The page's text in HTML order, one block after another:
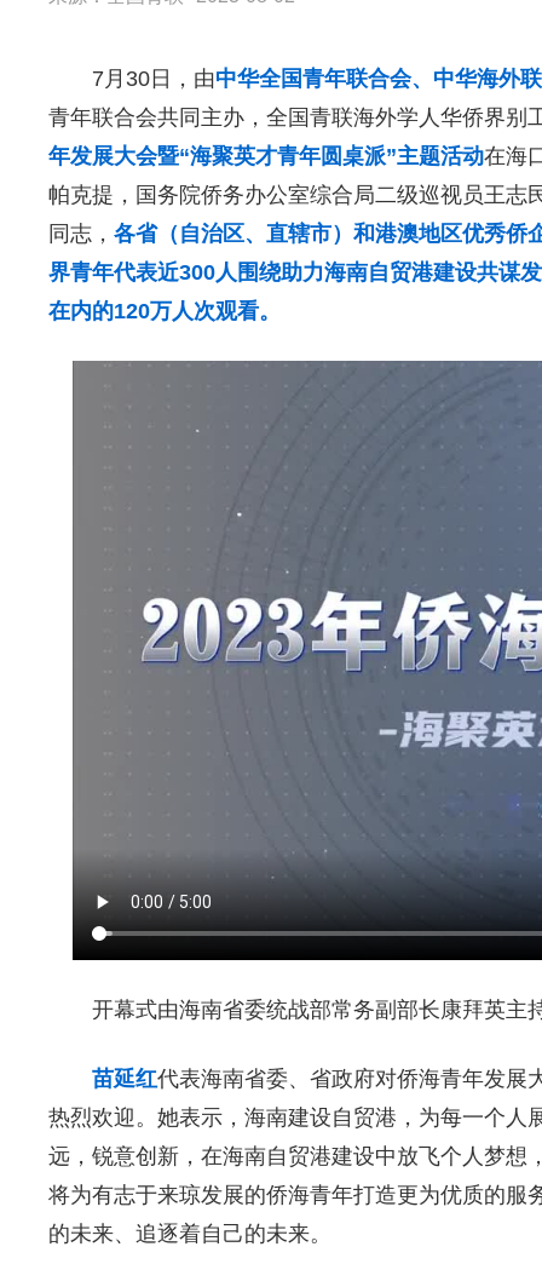
7月30日，由中华全国青年联合会、中华海外
青年联合会共同主办，全国青联海外学人华侨界
年发展大会暨“海聚英才青年圆桌派”主题活动在海
帕克提，国务院侨务办公室综合局二级巡视员王
同志， 各省（自治区、直辖市）和港澳地区优秀侨
界青年代表近300人围绕助力海南自贸港建设共谋
在内的120万人次观看。
开幕式由海南省委统战部常务副部长康拜英主
苗延红代表海南省委、省政府对侨海青年发展
热烈欢迎。她表示，海南建设自贸港，为每一个
远，锐意创新，在海南自贸港建设中放飞个人梦
将为有志于来琼发展的侨海青年打造更为优质的
的未来、追逐着自己的未来。